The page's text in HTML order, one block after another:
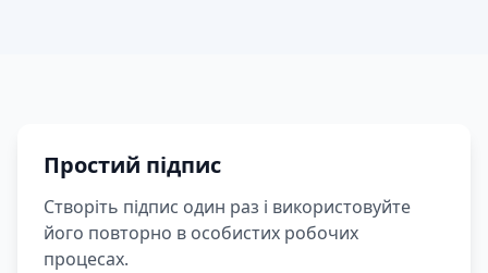
Простий підпис
Створіть підпис один раз і використовуйте
його повторно в особистих робочих
процесах.